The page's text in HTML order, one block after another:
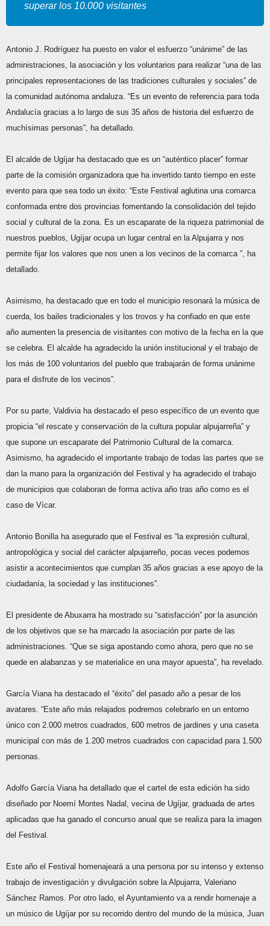
superar los 10.000 visitantes
Antonio J. Rodríguez ha puesto en valor el esfuerzo “unánime” de las
administraciones, la asociación y los voluntarios para realizar “una de las
principales representaciones de las tradiciones culturales y sociales” de
la comunidad autónoma andaluza. “Es un evento de referencia para toda
Andalucía gracias a lo largo de sus 35 años de historia del esfuerzo de
muchísimas personas”, ha detallado.
El alcalde de Ugíjar ha destacado que es un “auténtico placer” formar
parte de la comisión organizadora que ha invertido tanto tiempo en este
evento para que sea todo un éxito: “Este Festival aglutina una comarca
conformada entre dos provincias fomentando la consolidación del tejido
social y cultural de la zona. Es un escaparate de la riqueza patrimonial de
nuestros pueblos, Ugíjar ocupa un lugar central en la Alpujarra y nos
permite fijar los valores que nos unen a los vecinos de la comarca ”, ha
detallado.
Asimismo, ha destacado que en todo el municipio resonará la música de
cuerda, los bailes tradicionales y los trovos y ha confiado en que este
año aumenten la presencia de visitantes con motivo de la fecha en la que
se celebra. El alcalde ha agradecido la unión institucional y el trabajo de
los más de 100 voluntarios del pueblo que trabajarán de forma unánime
para el disfrute de los vecinos”.
Por su parte, Valdivia ha destacado el peso específico de un evento que
propicia “el rescate y conservación de la cultura popular alpujarreña” y
que supone un escaparate del Patrimonio Cultural de la comarca.
Asimismo, ha agradecido el importante trabajo de todas las partes que se
dan la mano para la organización del Festival y ha agradecido el trabajo
de municipios que colaboran de forma activa año tras año como es el
caso de Vícar.
Antonio Bonilla ha asegurado que el Festival es “la expresión cultural,
antropológica y social del carácter alpujarreño, pocas veces podemos
asistir a acontecimientos que cumplan 35 años gracias a ese apoyo de la
ciudadanía, la sociedad y las instituciones”.
El presidente de Abuxarra ha mostrado su “satisfacción” por la asunción
de los objetivos que se ha marcado la asociación por parte de las
administraciones. “Que se siga apostando como ahora, pero que no se
quede en alabanzas y se materialice en una mayor apuesta”, ha revelado.
García Viana ha destacado el “éxito” del pasado año a pesar de los
avatares. “Este año más relajados podremos celebrarlo en un entorno
único con 2.000 metros cuadrados, 600 metros de jardines y una caseta
municipal con más de 1.200 metros cuadrados con capacidad para 1.500
personas.
Adolfo García Viana ha detallado que el cartel de esta edición ha sido
diseñado por Noemí Montes Nadal, vecina de Ugíjar, graduada de artes
aplicadas que ha ganado el concurso anual que se realiza para la imagen
del Festival.
Este año el Festival homenajeará a una persona por su intenso y extenso
trabajo de investigación y divulgación sobre la Alpujarra, Valeriano
Sánchez Ramos. Por otro lado, el Ayuntamiento va a rendir homenaje a
un músico de Ugíjar por su recorrido dentro del mundo de la música, Juan